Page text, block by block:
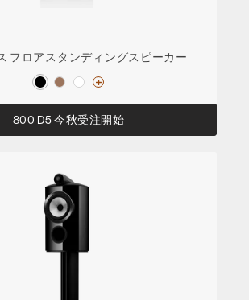
フロアスタンディングスピーカー
800 D5 今秋受注開始